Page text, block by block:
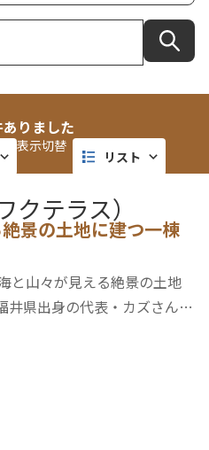
りました
表示切替
タイル
リスト
マップ
テラス）
景の土地に建つ一棟
と山々が見える絶景の土地
井県出身の代表・カズさんが